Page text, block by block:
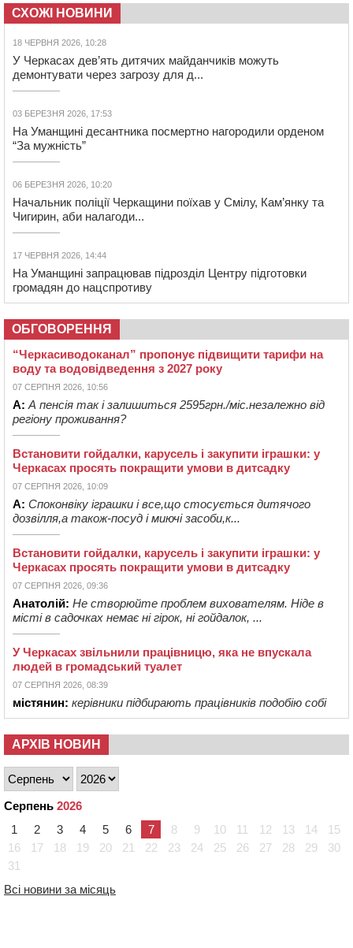
СХОЖІ НОВИНИ
18 ЧЕРВНЯ 2026, 10:28
У Черкасах дев’ять дитячих майданчиків можуть
демонтувати через загрозу для д...
03 БЕРЕЗНЯ 2026, 17:53
На Уманщині десантника посмертно нагородили орденом
“За мужність”
06 БЕРЕЗНЯ 2026, 10:20
Начальник поліції Черкащини поїхав у Смілу, Кам’янку та
Чигирин, аби налагоди...
17 ЧЕРВНЯ 2026, 14:44
На Уманщині запрацював підрозділ Центру підготовки
громадян до нацспротиву
ОБГОВОРЕННЯ
“Черкасиводоканал” пропонує підвищити тарифи на
воду та водовідведення з 2027 року
07 СЕРПНЯ 2026, 10:56
А: А пенсія так і залишиться 2595грн./міс.незалежно від
регіону проживання?
Встановити гойдалки, карусель і закупити іграшки: у
Черкасах просять покращити умови в дитсадку
07 СЕРПНЯ 2026, 10:09
А: Споконвіку іграшки і все,що стосується дитячого
дозвілля,а також-посуд і миючі засоби,к...
Встановити гойдалки, карусель і закупити іграшки: у
Черкасах просять покращити умови в дитсадку
07 СЕРПНЯ 2026, 09:36
Анатолій: Не створюйте проблем вихователям. Ніде в
місті в садочках немає ні гірок, ні гойдалок, ...
У Черкасах звільнили працівницю, яка не впускала
людей в громадський туалет
07 СЕРПНЯ 2026, 08:39
містянин: керівники підбирають працівників подобію собі
АРХІВ НОВИН
Серпень 2026
1
2 3 4 5 6 7 8 9 10 11 12 13 14
15
16
17 18 19 20 21 22 23 24 25 26 27 28 29
30
31
Всі новини за місяць